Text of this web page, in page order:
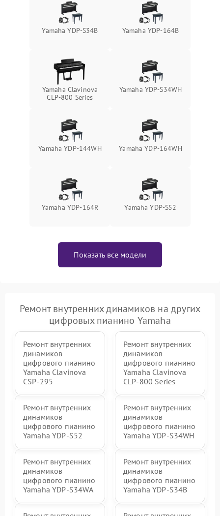
Yamaha YDP-S34B Yamaha YDP-164B
Yamaha Clavinova
CLP-800 Series
Yamaha YDP-S34WH
Yamaha YDP-144WH Yamaha YDP-164WH
Yamaha YDP-164R Yamaha YDP-S52
Показать все модели
Ремонт внутренних динамиков на других
цифровых пианино Yamaha
Ремонт внутренних
динамиков
цифрового пианино
Yamaha Clavinova
CSP-295
Ремонт внутренних
динамиков
цифрового пианино
Yamaha Clavinova
CLP-800 Series
Ремонт внутренних
динамиков
цифрового пианино
Yamaha YDP-S52
Ремонт внутренних
динамиков
цифрового пианино
Yamaha YDP-S34WH
Ремонт внутренних
динамиков
цифрового пианино
Yamaha YDP-S34WA
Ремонт внутренних
динамиков
цифрового пианино
Yamaha YDP-S34B